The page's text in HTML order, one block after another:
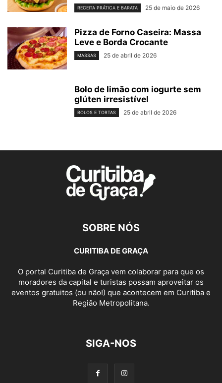
RECEITA PRÁTICA E BARATA 25 de maio de 2026
Pizza de Forno Caseira: Massa
Leve e Borda Crocante
MASSAS 25 de abril de 2026
Bolo de limão com iogurte sem
glúten irresistível
BOLOS E TORTAS 25 de abril de 2026
SOBRE NÓS
CURITIBA DE GRAÇA
O portal Curitiba de Graça vem colaborar para que os
moradores da capital e turistas possam aproveitar os
eventos gratuitos (ou não!) que acontecem em Curitiba e
Região Metropolitana.
SIGA-NOS